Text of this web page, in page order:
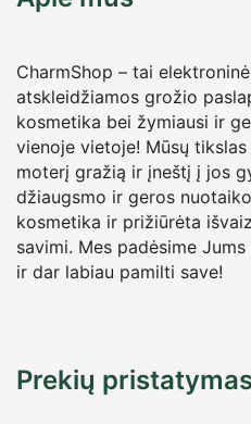
CharmShop – tai
atskleidžiamos grožio
kosmetika bei žymiausi ir
vienoje vietoje! Mūsų
moterį gražią ir įneštį į jos
džiaugsmo ir geros
kosmetika ir prižiūrėta
savimi. Mes padėsime
ir dar labiau pamilti save!
Prekių